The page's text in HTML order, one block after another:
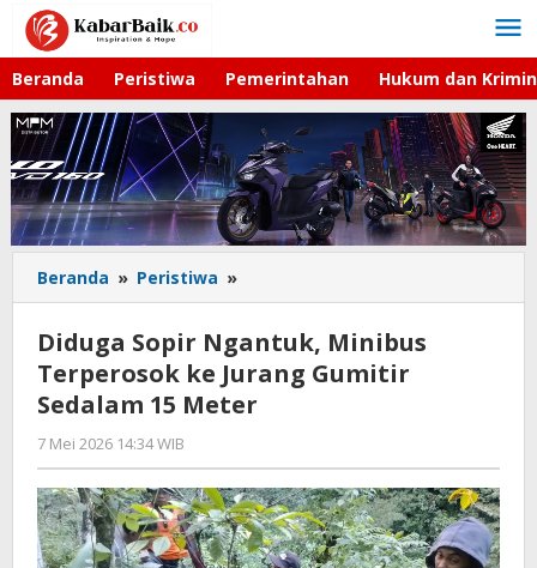
Lewati
konten
Beranda Peristiwa Pemerintahan Hukum dan
Beranda » Peristiwa »
Sopir
Ngantuk,
Minibus
Terperosok
ke
15
Meter
Diduga Sopir Ngantuk, Minibus
Terperosok ke Jurang Gumitir
Sedalam 15 Meter
7 Mei 2026 14:34 WIB
Gagah
Saputra